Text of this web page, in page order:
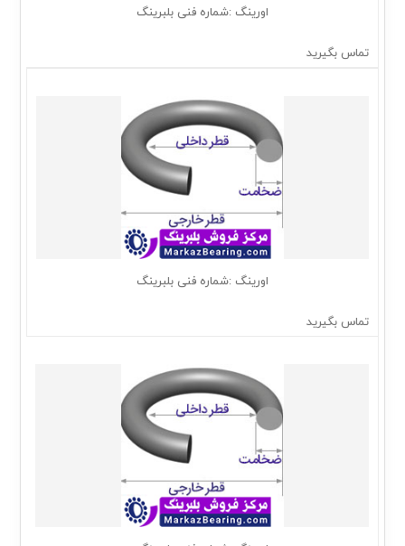
اورینگ :شماره فنی بلبرینگ
تماس بگیرید
اورینگ :شماره فنی بلبرینگ
تماس بگیرید